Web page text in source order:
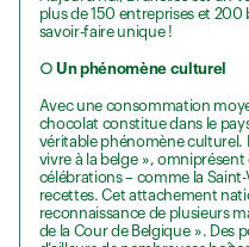
plus de 150 entreprises et
savoir-faire unique !
○ Un phénomène culturel
Avec une consommation
chocolat constitue dans le
véritable phénomène culturel.
vivre à la belge », omniprésent
célébrations – comme la
recettes. Cet attachement
reconnaissance de plusieurs
de la Cour de Belgique ». Des